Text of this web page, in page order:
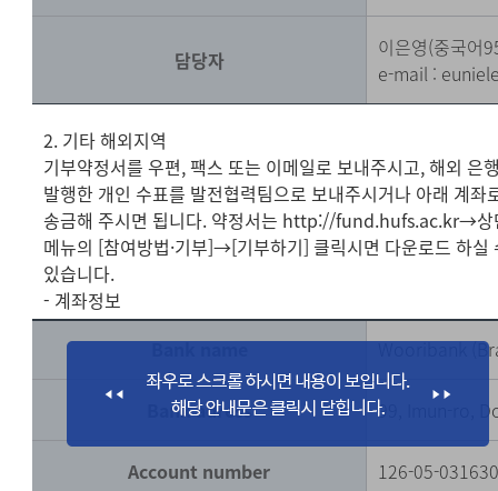
담당자
이은영(중국어
e-mail :
2. 기타 해외지역
기부약정서를 우편, 팩스 또는 이메일로 보내주시고, 해외 은
발행한 개인 수표를 발전협력팀으로 보내주시거나 아래 계좌
송금해 주시면 됩니다. 약정서는 http://fund.hufs.ac.kr→상
메뉴의 [참여방법·기부]→[기부하기] 클릭시면 다운로드 하실
있습니다.
- 계좌정보
Bank name
Wooribank
Bank adress 99, Imun-ro,
Account number 126-05-